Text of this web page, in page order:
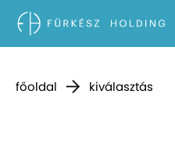
főoldal kiválasztás